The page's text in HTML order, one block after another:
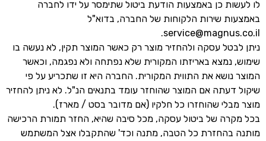
לו לעשות כן באמצעות הודעת ביטול שתימסר על ידו לחברה
באמצעות שירות הלקוחות של החברה, בדוא"ל
service@magnus.co.il.
ניתן לבטל עסקה ולהחזיר מוצר רק כאשר המוצר תקין, לא נעשה בו
שימוש, נמצא באריזתו המקורית שלא נפתחה ולא נפגמה, וכאשר
המוצר נושא את התווית המקורית. החברה היא זו שתכריע על פי
שיקול דעתה אם המוצר שהוחזר עומד בתנאים הנ"ל. לא ניתן להחזיר
מוצר מבלי שהוחזרו כל חלקיו (אם מדובר בסט / מארז).
בכל מקרה של ביטול עסקה, מכל סיבה שהיא, החזר תמורת הרכישה
מותנה בהחזרת כל הטבה, מתנה וכד' שהתקבלו אצל המשתמש